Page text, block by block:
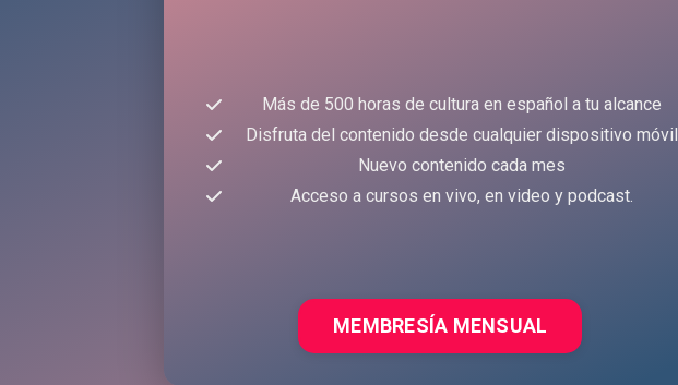
Más de 500 horas de cultura en español a tu alcance
Disfruta del contenido desde cualquier dispositivo móvil
Nuevo contenido cada mes
Acceso a cursos en vivo, en video y podcast.
MEMBRESÍA MENSUAL